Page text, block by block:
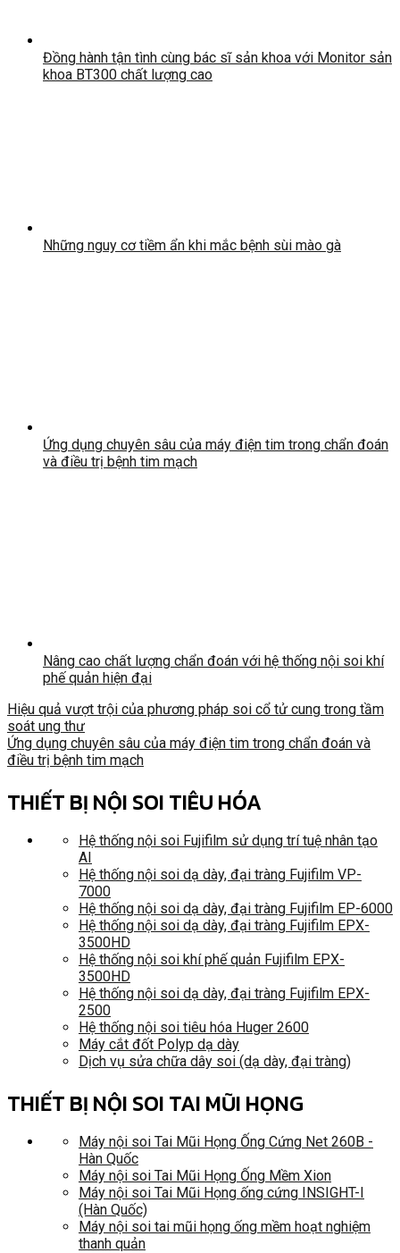
Đồng hành tận tình cùng bác sĩ sản khoa với Monitor sản
khoa BT300 chất lượng cao
Những nguy cơ tiềm ẩn khi mắc bệnh sùi mào gà
Ứng dụng chuyên sâu của máy điện tim trong chẩn đoán
và điều trị bệnh tim mạch
Nâng cao chất lượng chẩn đoán với hệ thống nội soi khí
phế quản hiện đại
Hiệu quả vượt trội của phương pháp soi cổ tử cung trong tầm
soát ung thư
Ứng dụng chuyên sâu của máy điện tim trong chẩn đoán và
điều trị bệnh tim mạch
THIẾT BỊ NỘI SOI TIÊU HÓA
Hệ thống nội soi Fujifilm sử dụng trí tuệ nhân tạo
AI
Hệ thống nội soi dạ dày, đại tràng Fujifilm VP-
7000
Hệ thống nội soi dạ dày, đại tràng Fujifilm EP-6000
Hệ thống nội soi dạ dày, đại tràng Fujifilm EPX-
3500HD
Hệ thống nội soi khí phế quản Fujifilm EPX-
3500HD
Hệ thống nội soi dạ dày, đại tràng Fujifilm EPX-
2500
Hệ thống nội soi tiêu hóa Huger 2600
Máy cắt đốt Polyp dạ dày
Dịch vụ sửa chữa dây soi (dạ dày, đại tràng)
THIẾT BỊ NỘI SOI TAI MŨI HỌNG
Máy nội soi Tai Mũi Họng Ống Cứng Net 260B -
Hàn Quốc
Máy nội soi Tai Mũi Họng Ống Mềm Xion
Máy nội soi Tai Mũi Họng ống cứng INSIGHT-I
(Hàn Quốc)
Máy nội soi tai mũi họng ống mềm hoạt nghiệm
thanh quản